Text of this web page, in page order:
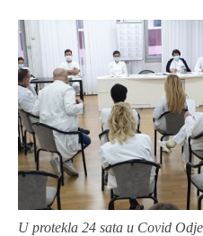
U protekla 24 sata u Covid